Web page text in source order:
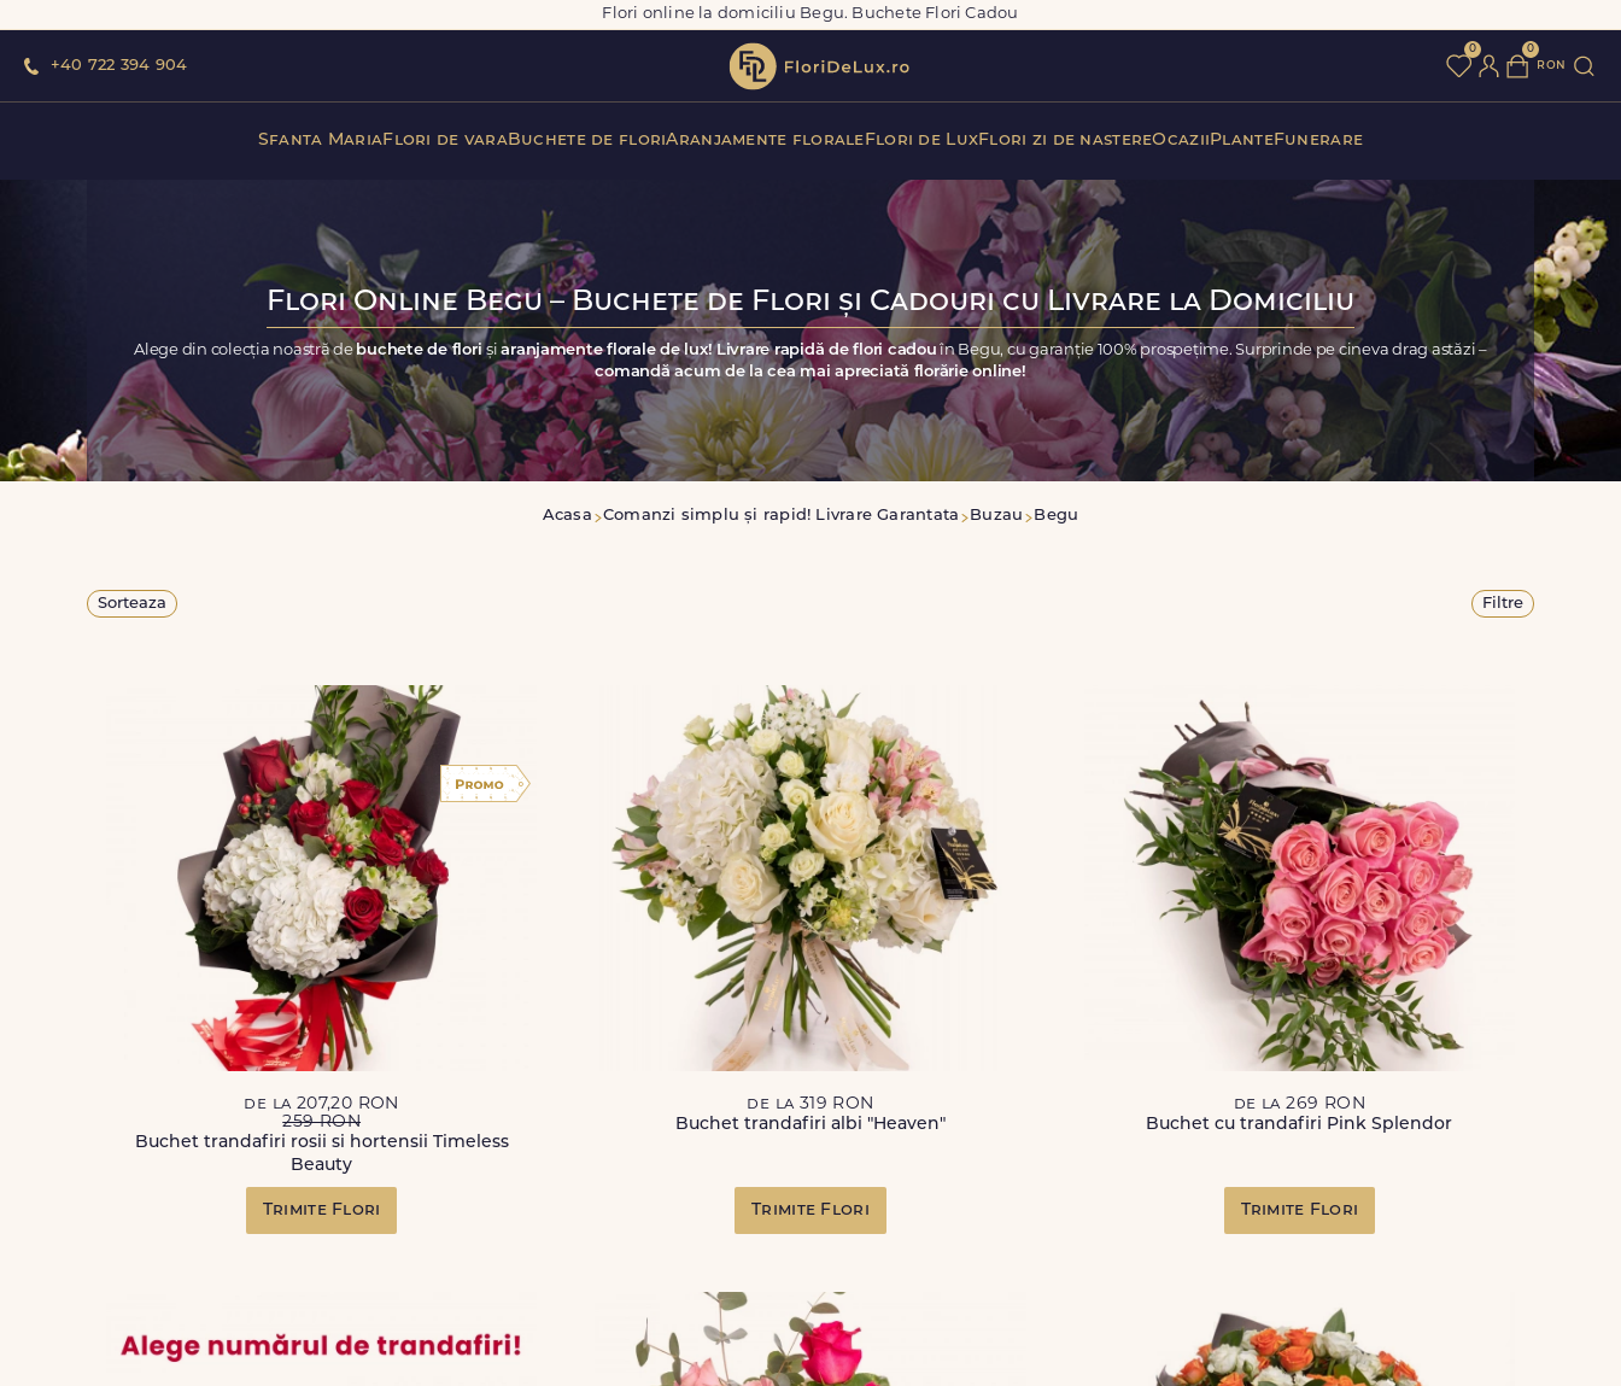
Flori online la domiciliu Begu. Buchete Flori Cadou
+40 722 394 904
0 0
ron
Sfanta MariaFlori de varaBuchete de floriAranjamente florale Flori de LuxFlori zi de nastereOcazii PlanteFunerare
Flori Online Begu – Buchete de Flori și Cadouri cu Livrare la Domiciliu
Alege din colecția noastră de buchete de florișiaranjamente florale de lux! Livrare rapidă de flori cadou în Begu, cu garanție 100% prospețime. Surprinde pe cineva drag astăzi –
comandă acum de la cea mai apreciată florărie online!
Acasa Comanzi simplu și rapid! Livrare Garantata Buzau Begu
Sorteaza Filtre
de la 207,20 RON
259 RON
Buchet trandafiri rosii si hortensii Timeless
Beauty
Trimite Flori
de la 319 RON
Buchet trandafiri albi "Heaven"
Trimite Flori
de la 269 RON
Buchet cu trandafiri Pink Splendor
Trimite Flori